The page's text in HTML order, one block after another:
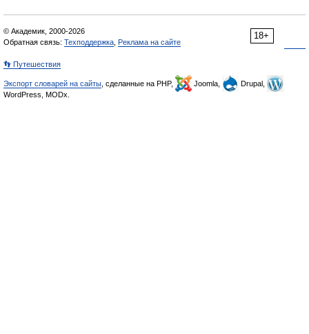
18+
© Академик, 2000-2026
Обратная связь: Техподдержка Реклама на сайте
👣 Путешествия
Экспорт словарей на сайты , сделанные на PHP, Joomla,
Drupal,
WordPress, MODx.